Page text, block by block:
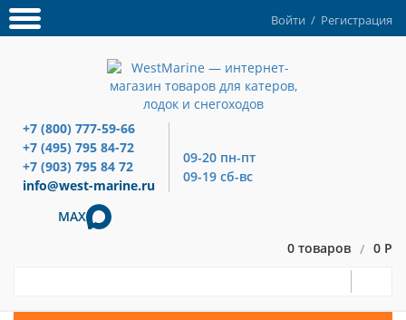
Войти / Регистрация
+7 (800) 777-59-66
+7 (495) 795 84-72
+7 (903) 795 84 72
info@west-marine.ru
09-20 пн-пт
09-19 сб-вс
MAX
0 товаров / 0 Р